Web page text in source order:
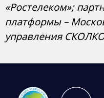
«Ростелеком»;
платформы –
управления